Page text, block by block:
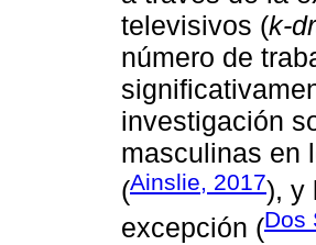
televisivos (k-
número de
investigación
masculinas en
(Ainslie, 2017), y
excepción (Dos